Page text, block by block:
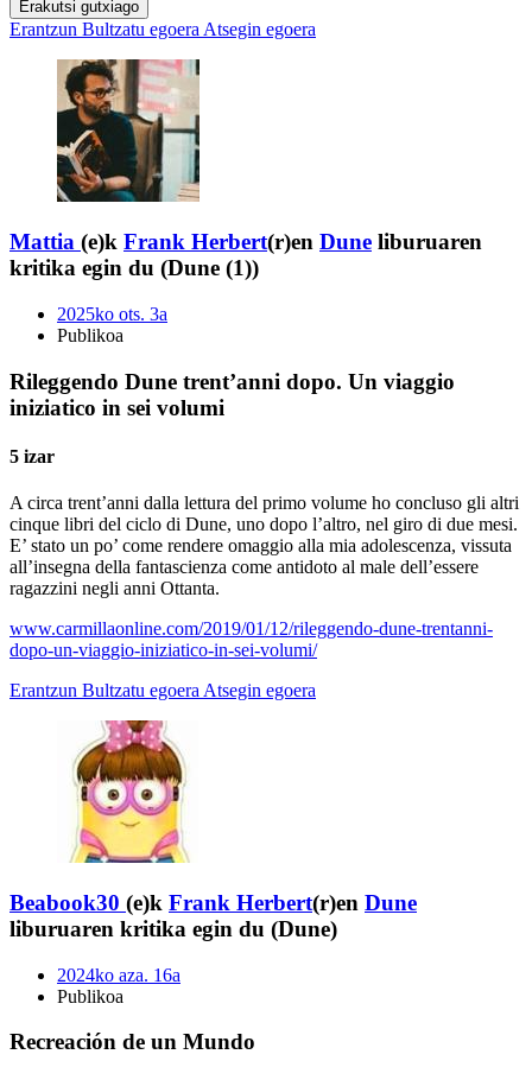
Erakutsi gutxiago
Erantzun Bultzatu egoera Atsegin egoera
Mattia (e)k Frank Herbert(r)en Dune liburuaren
kritika egin du (Dune (1))
2025ko ots. 3a
Publikoa
Rileggendo Dune trent’anni dopo. Un viaggio
iniziatico in sei volumi
5 izar
A circa trent’anni dalla lettura del primo volume ho concluso gli altri
cinque libri del ciclo di Dune, uno dopo l’altro, nel giro di due mesi.
E’ stato un po’ come rendere omaggio alla mia adolescenza, vissuta
all’insegna della fantascienza come antidoto al male dell’essere
ragazzini negli anni Ottanta.
www.carmillaonline.com/2019/01/12/rileggendo-dune-trentanni-
dopo-un-viaggio-iniziatico-in-sei-volumi/
Erantzun Bultzatu egoera Atsegin egoera
Beabook30 (e)k Frank Herbert(r)en Dune
liburuaren kritika egin du (Dune)
2024ko aza. 16a
Publikoa
Recreación de un Mundo